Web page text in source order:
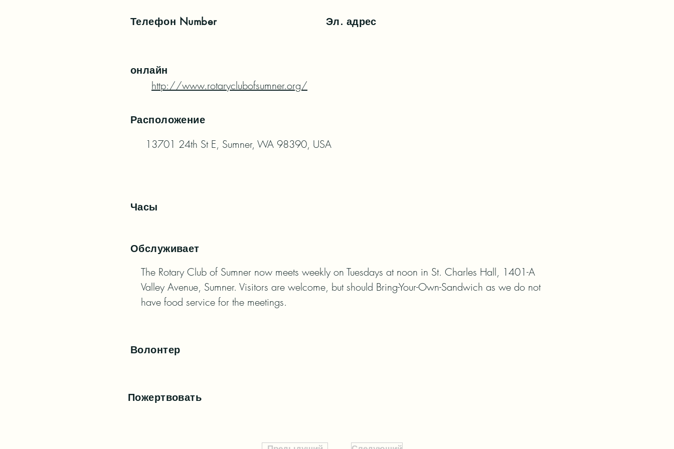
Телефон Number Эл. адрес
онлайн
http://www.rotaryclubofsumner.org/
Расположение
13701 24th St E, Sumner, WA 98390, USA
Часы
Обслуживает
The Rotary Club of Sumner now meets weekly on Tuesdays at noon in St. Charles Hall, 1401-A
Valley Avenue, Sumner. Visitors are welcome, but should Bring-Your-Own-Sandwich as we do not
have food service for the meetings.
Волонтер
Пожертвовать